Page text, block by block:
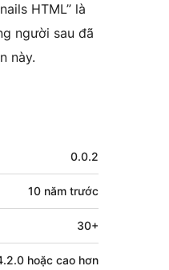
HTML” là
người sau đã
này.
0.0.2
10 năm trước
30+
hoặc cao hơn